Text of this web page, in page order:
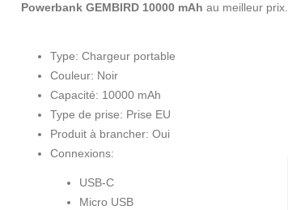
Powerbank GEMBIRD 10000 mAh au meilleur prix.
Type: Chargeur portable
Couleur: Noir
Capacité: 10000 mAh
Type de prise: Prise EU
Produit à brancher: Oui
Connexions:
USB-C
Micro USB